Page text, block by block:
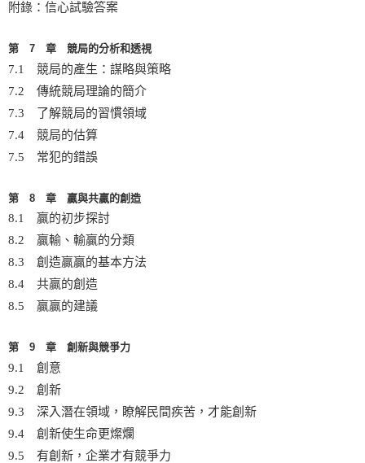
附錄：信心試驗答案
第 7 章 競局的分析和透視
7.1 競局的產生：謀略與策略
7.2 傳統競局理論的簡介
7.3 了解競局的習慣領域
7.4 競局的估算
7.5 常犯的錯誤
第 8 章 贏與共贏的創造
8.1 贏的初步探討
8.2 贏輸、輸贏的分類
8.3 創造贏贏的基本方法
8.4 共贏的創造
8.5 贏贏的建議
第 9 章 創新與競爭力
9.1 創意
9.2 創新
9.3 深入潛在領域，瞭解民間疾苦，才能創新
9.4 創新使生命更燦爛
9.5 有創新，企業才有競爭力